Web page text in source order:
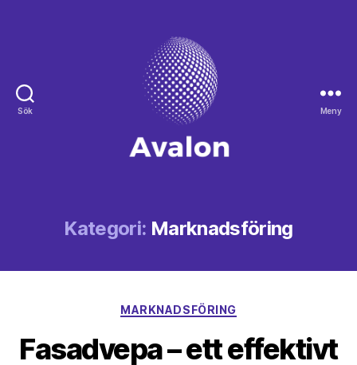
Sök Meny
Kategori: Marknadsföring
Kategorier
MARKNADSFÖRING
Fasadvepa – ett effektivt